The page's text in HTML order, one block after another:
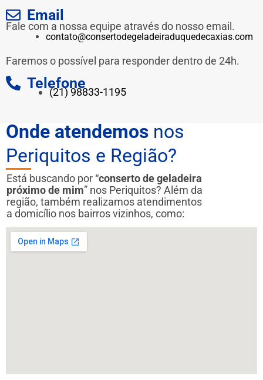
Email
Fale com a nossa equipe através do nosso email.
contato@consertodegeladeiraduquedecaxias.com
Faremos o possível para responder dentro de 24h.
Telefone
(21) 98833-1195
Onde atendemos nos
Periquitos e Região?
Está buscando por “conserto de geladeira
próximo de mim” nos Periquitos? Além da
região, também realizamos atendimentos
a domicílio nos bairros vizinhos, como: